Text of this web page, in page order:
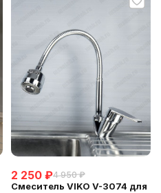
2 250 ₽4 950 ₽
Смеситель VIKO V-3074 для